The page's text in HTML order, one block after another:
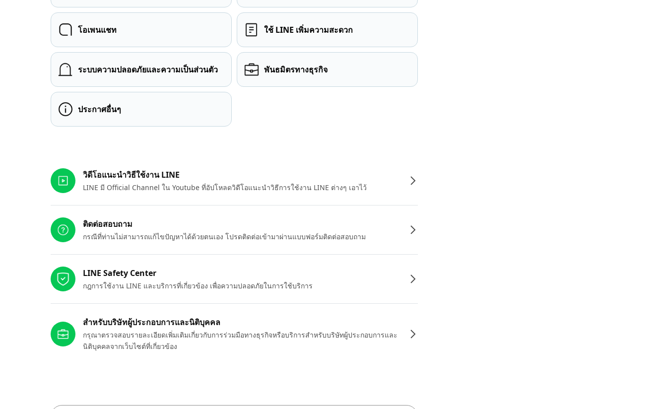
โอเพนแชท ใช้ LINE เพิ่มความสะดวก
ระบบความปลอดภัยและความเป็นส่วนตัว พันธมิตรทางธุรกิจ
ประกาศอื่นๆ
วิดีโอแนะนำวิธีใช้งาน LINE
LINE มี Official Channel ใน Youtube ที่อัปโหลดวิดีโอแนะนำวิธีการใช้งาน LINE ต่างๆ เอาไว้
ติดต่อสอบถาม
กรณีที่ท่านไม่สามารถแก้ไขปัญหาได้ด้วยตนเอง โปรดติดต่อเข้ามาผ่านแบบฟอร์มติดต่อสอบถาม
LINE Safety Center
กฎการใช้งาน LINE และบริการที่เกี่ยวข้อง เพื่อความปลอดภัยในการใช้บริการ
สำหรับบริษัทผู้ประกอบการและนิติบุคคล
กรุณาตรวจสอบรายละเอียดเพิ่มเติมเกี่ยวกับการร่วมมือทางธุรกิจหรือบริการสำหรับบริษัทผู้ประกอบการและ
นิติบุคคลจากเว็บไซต์ที่เกี่ยวข้อง